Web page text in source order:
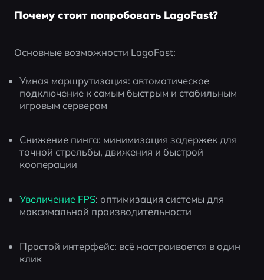
Почему стоит попробовать LagoFast?
Основные возможности LagoFast:
Умная маршрутизация: автоматическое
подключение к самым быстрым и стабильным
игровым серверам
Снижение пинга: минимизация задержек для
точной стрельбы, движения и быстрой
кооперации
Увеличение FPS: оптимизация системы для
максимальной производительности
Простой интерфейс: всё настраивается в один
клик